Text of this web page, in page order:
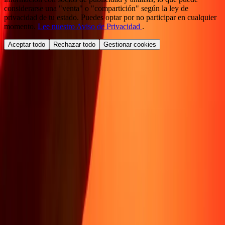
considerarse una "venta" o "compartición" según la ley de
privacidad de tu estado. Puedes optar por no participar en cualquier
momento. Lee nuestro Aviso de Privacidad .
Aceptar todo Rechazar todo Gestionar cookies